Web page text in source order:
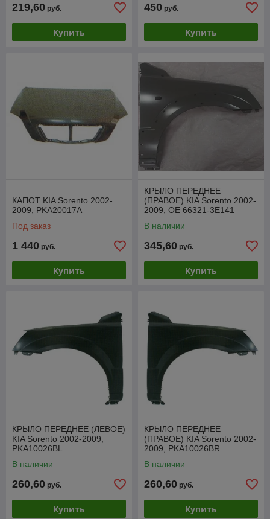
219,60 руб.
Купить
450 руб.
Купить
КАПОТ KIA Sorento 2002-
2009, PKA20017A
Под заказ
1 440 руб.
Купить
КРЫЛО ПЕРЕДНЕЕ
(ПРАВОЕ) KIA Sorento 2002-
2009, OE 66321-3E141
В наличии
345,60 руб.
Купить
КРЫЛО ПЕРЕДНЕЕ (ЛЕВОЕ)
KIA Sorento 2002-2009,
PKA10026BL
В наличии
260,60 руб.
Купить
КРЫЛО ПЕРЕДНЕЕ
(ПРАВОЕ) KIA Sorento 2002-
2009, PKA10026BR
В наличии
260,60 руб.
Купить